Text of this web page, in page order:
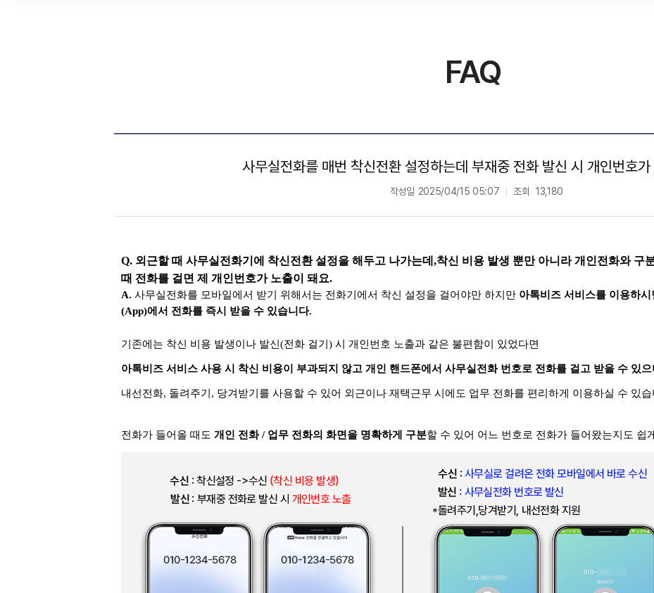
FAQ
사무실전화를 매번 착신전환 설정하는데 부재중 전화 발신 시 개인번호
작성일 2025/04/15 05:07 조회 13,180
Q. 외근할 때 사무실전화기에 착신전환 설정을 해두고 나가는데,착신 비용 발생 뿐만 아니라 개인전화와 구
때 전화를 걸면 제 개인번호가 노출이 돼요.
A. 사무실전화를 모바일에서 받기 위해서는 전화기에서 착신 설정을 걸어야만 하지만 아톡비즈 서비스를 이용하
(App)에서 전화를 즉시 받을 수 있습니다.
기존에는 착신 비용 발생이나 발신(전화 걸기) 시 개인번호 노출과 같은 불편함이 있었다면
아톡비즈 서비스 사용 시 착신 비용이 부과되지 않고 개인 핸드폰에서 사무실전화 번호로 전화를 걸고 받을 수 있으
내선전화, 돌려주기, 당겨받기를 사용할 수 있어 외근이나 재택근무 시에도 업무 전화를 편리하게 이용하실 수 있습
전화가 들어올 때도 개인 전화 / 업무 전화의 화면을 명확하게 구분할 수 있어 어느 번호로 전화가 들어왔는지도 쉽